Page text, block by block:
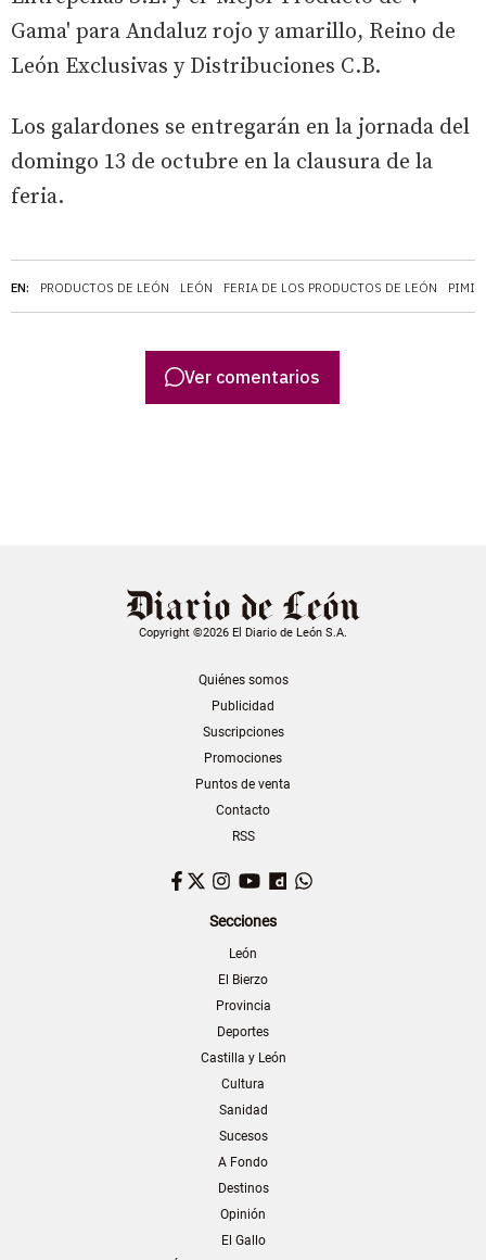
EN: PRODUCTOS DE LEÓN LEÓN FERIA DE LOS PRODUCTOS DE LEÓN
Gama' para Andaluz rojo y amarillo, Reino de
León Exclusivas y Distribuciones C.B.
Los galardones se entregarán en la jornada del
domingo 13 de octubre en la clausura de la
feria.
Ver comentarios
Copyright ©2026 El Diario de León S.A.
Quiénes somos
Publicidad
Suscripciones
Promociones
Puntos de venta
Contacto
RSS
Facebook
TwitterInstagram
YouTubeDailymotion
Secciones
León
El Bierzo
Provincia
Deportes
Castilla y León
Cultura
Sanidad
Sucesos
A Fondo
Destinos
Opinión
El Gallo